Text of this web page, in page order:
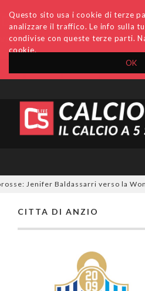
OK
Questo sito usa i cookie di terze
analizzare il traffico. Le info sulla
condivise con queste terze parti.
cookie.
Accedi Archivio Invio
Jenifer Baldassarri verso la
CITTA DI ANZIO